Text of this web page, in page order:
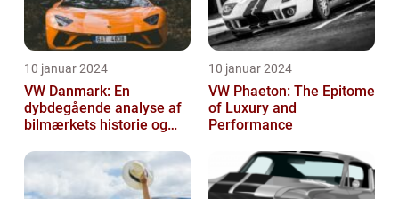
10 januar 2024
VW Danmark: En
dybdegående analyse af
bilmærkets historie og
10 januar 2024
VW Phaeton: The Epitome
of Luxury and
Performance